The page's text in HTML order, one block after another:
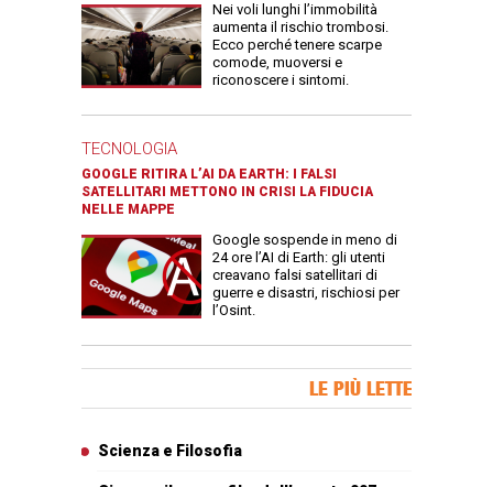
Nei voli lunghi l’immobilità
aumenta il rischio trombosi.
Ecco perché tenere scarpe
comode, muoversi e
riconoscere i sintomi.
TECNOLOGIA
GOOGLE RITIRA L’AI DA EARTH: I FALSI
SATELLITARI METTONO IN CRISI LA FIDUCIA
NELLE MAPPE
Google sospende in meno di
24 ore l’AI di Earth: gli utenti
creavano falsi satellitari di
guerre e disastri, rischiosi per
l’Osint.
LE PIÙ LETTE
Scienza e Filosofia